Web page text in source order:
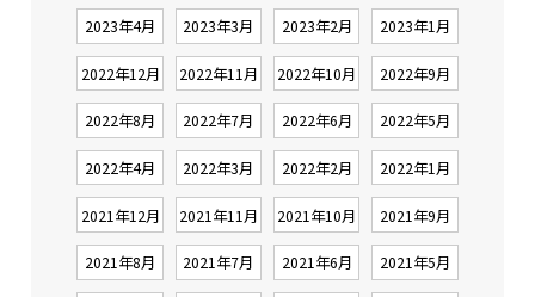
2023年4月 2023年3月 2023年2月 2023年1月
2022年12月 2022年11月 2022年10月 2022年9月
2022年8月 2022年7月 2022年6月 2022年5月
2022年4月 2022年3月 2022年2月 2022年1月
2021年12月 2021年11月 2021年10月 2021年9月
2021年8月 2021年7月 2021年6月 2021年5月